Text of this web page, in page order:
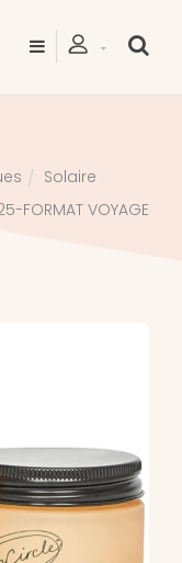
Solaire
FORMAT VOYAGE